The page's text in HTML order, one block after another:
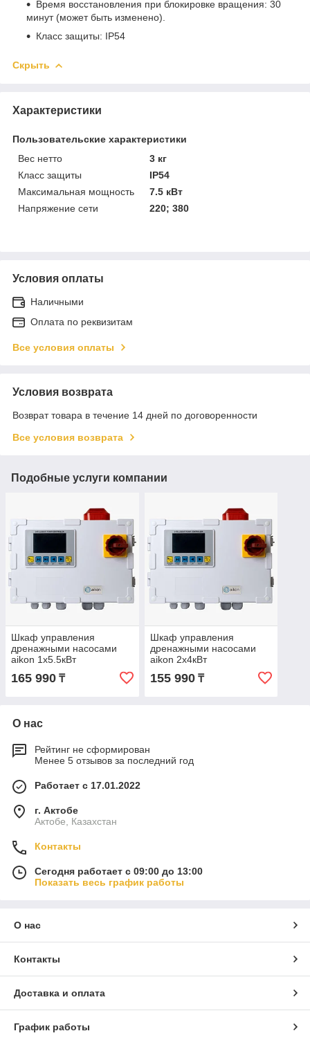
Время восстановления при блокировке вращения: 30
минут (может быть изменено).
Класс защиты: IP54
Скрыть
Характеристики
Пользовательские характеристики
Вес нетто
3 кг
Класс защиты
IP54
Максимальная мощность
7.5 кВт
Напряжение сети
220; 380
Условия оплаты
Наличными
Оплата по реквизитам
Все условия оплаты
Условия возврата
Возврат товара в течение 14 дней по договоренности
Все условия возврата
Подобные услуги компании
Шкаф управления
дренажными насосами
aikon 1х5.5кВт
1х220/3х380В PD-X-D01-
N05Y
165 990 ₸
Шкаф управления
дренажными насосами
aikon 2х4кВт
1х220/3х380В PD-X-D01-
N04Y
155 990₸
О нас
Рейтинг не сформирован
Менее 5 отзывов за последний год
Работает с 17.01.2022
г. Актобе
Актобе, Казахстан
Контакты
Сегодня работает с 09:00 до 13:00
Показать весь график работы
О нас
Контакты
Доставка и оплата
График работы